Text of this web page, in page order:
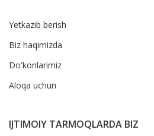
Yetkazib berish
Biz haqimizda
Do'konlarimiz
Aloqa uchun
IJTIMOIY TARMOQLARDA BIZ